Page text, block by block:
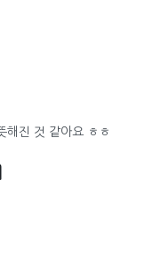
해진 것 같아요 ㅎㅎ